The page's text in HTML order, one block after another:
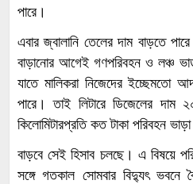
পারে।
এবার জ্বালানি তেলের দাম বাড়তে
বাড়ানোর আগেই গণপরিবহন ও লঞ্চ
যাতে মালিকরা নিজেদের ইচ্ছেমতো
পারে। তাই লিটারে ডিজেলের দাম
কিলোমিটারপ্রতি কত টাকা পরিবহন ভাড়া
বাড়বে সেই হিসাব চলছে। এ বিষয়ে
সঙ্গে গতকাল সোমবার বিদ্যুৎ ভবনে